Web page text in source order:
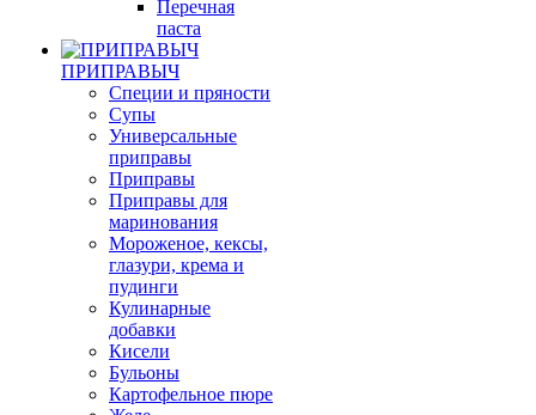
Перечная
паста
ПРИПРАВЫЧ
Специи и пряности
Супы
Универсальные
приправы
Приправы
Приправы для
маринования
Мороженое, кексы,
глазури, крема и
пудинги
Кулинарные
добавки
Кисели
Бульоны
Картофельное пюре